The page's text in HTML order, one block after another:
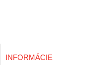
INFORMÁCIE